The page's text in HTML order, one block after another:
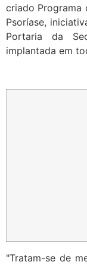
criado Programa
Psoríase,
Portaria da
implantada em
"Tratam-se de